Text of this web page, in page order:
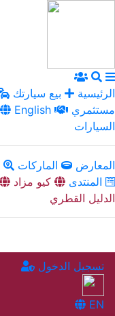
الرئيسية بيع سيارتك
English
السيارات
المعارض الماركات
المنتدى
كيو مزاد
الدليل القطري
تسجيل الدخول
EN